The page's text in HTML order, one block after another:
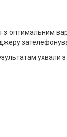
оптимальним
ухвали